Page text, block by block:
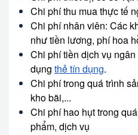
Chi phí thu mua thực tế
Chi phí nhân viên: Các
như tiền lương, phí hoa
Chi phí tiền dịch vụ
dụng thẻ tín dụng.
Chi phí trong quá trình
kho bãi,...
Chi phí hao hụt trong
phẩm, dịch vụ